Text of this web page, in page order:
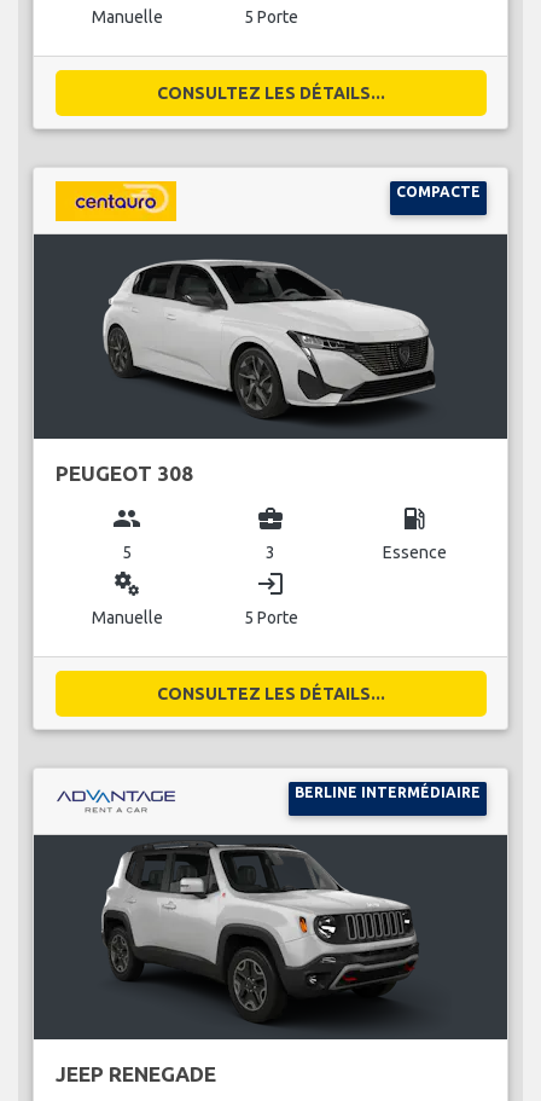
Manuelle 5 Porte
CONSULTEZ LES DÉTAILS...
COMPACTE
PEUGEOT 308
group
5
business_center
3
local_gas_station
Essence
miscellaneous_services
Manuelle
login
5 Porte
CONSULTEZ LES DÉTAILS...
BERLINE INTERMÉDIAIRE
JEEP RENEGADE